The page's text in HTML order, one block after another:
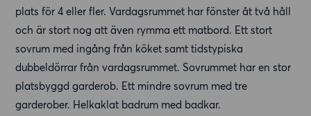
plats för 4 eller fler. Vardagsrummet har fönster åt två håll
och är stort nog att även rymma ett matbord. Ett stort
sovrum med ingång från köket samt tidstypiska
dubbeldörrar från vardagsrummet. Sovrummet har en stor
platsbyggd garderob. Ett mindre sovrum med tre
garderober. Helkaklat badrum med badkar.